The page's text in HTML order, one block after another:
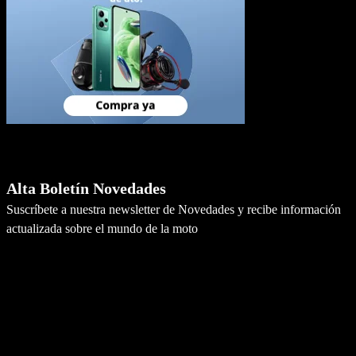
Alta Boletín Novedades
Suscríbete a nuestra newsletter de Novedades y recibe información
actualizada sobre el mundo de la moto